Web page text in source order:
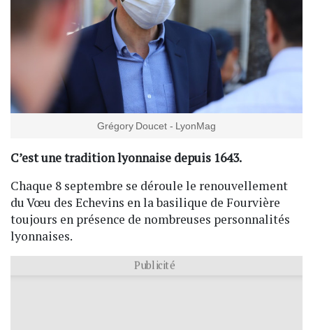
Grégory Doucet - LyonMag
C’est une tradition lyonnaise depuis 1643.
Chaque 8 septembre se déroule le renouvellement
du Vœu des Echevins en la basilique de Fourvière
toujours en présence de nombreuses personnalités
lyonnaises.
Publicité